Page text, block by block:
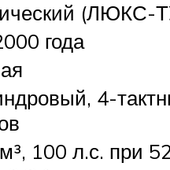
(ЛЮКС-
года
4-
100 л.с. при